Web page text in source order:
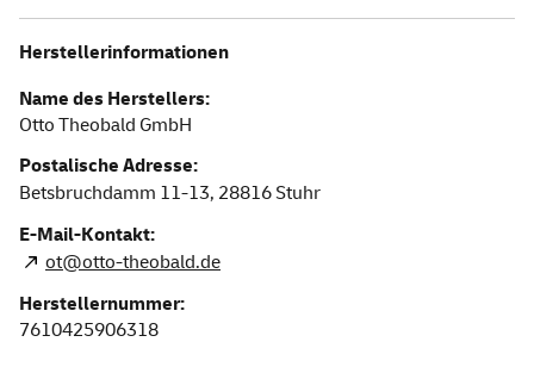
Herstellerinformationen
Name des Herstellers:
Otto Theobald GmbH
Postalische Adresse:
Betsbruchdamm 11-13, 28816Stuhr
E-Mail-Kontakt:
ot@otto-theobald.de
Herstellernummer:
7610425906318